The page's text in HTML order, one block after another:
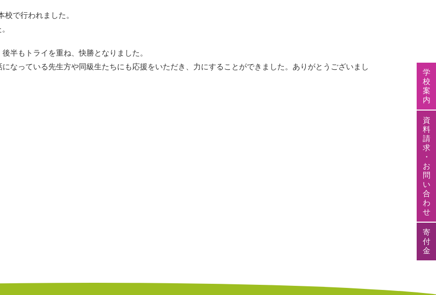
で行われました。
半もトライを重ね、快勝となりました。
なっている先生方や同級生たちにも応援をいただき、力にすることができました。ありがとうございまし
学
校
案
内
資
料
請
求
・
お
問
い
合
わ
せ
寄
付
金